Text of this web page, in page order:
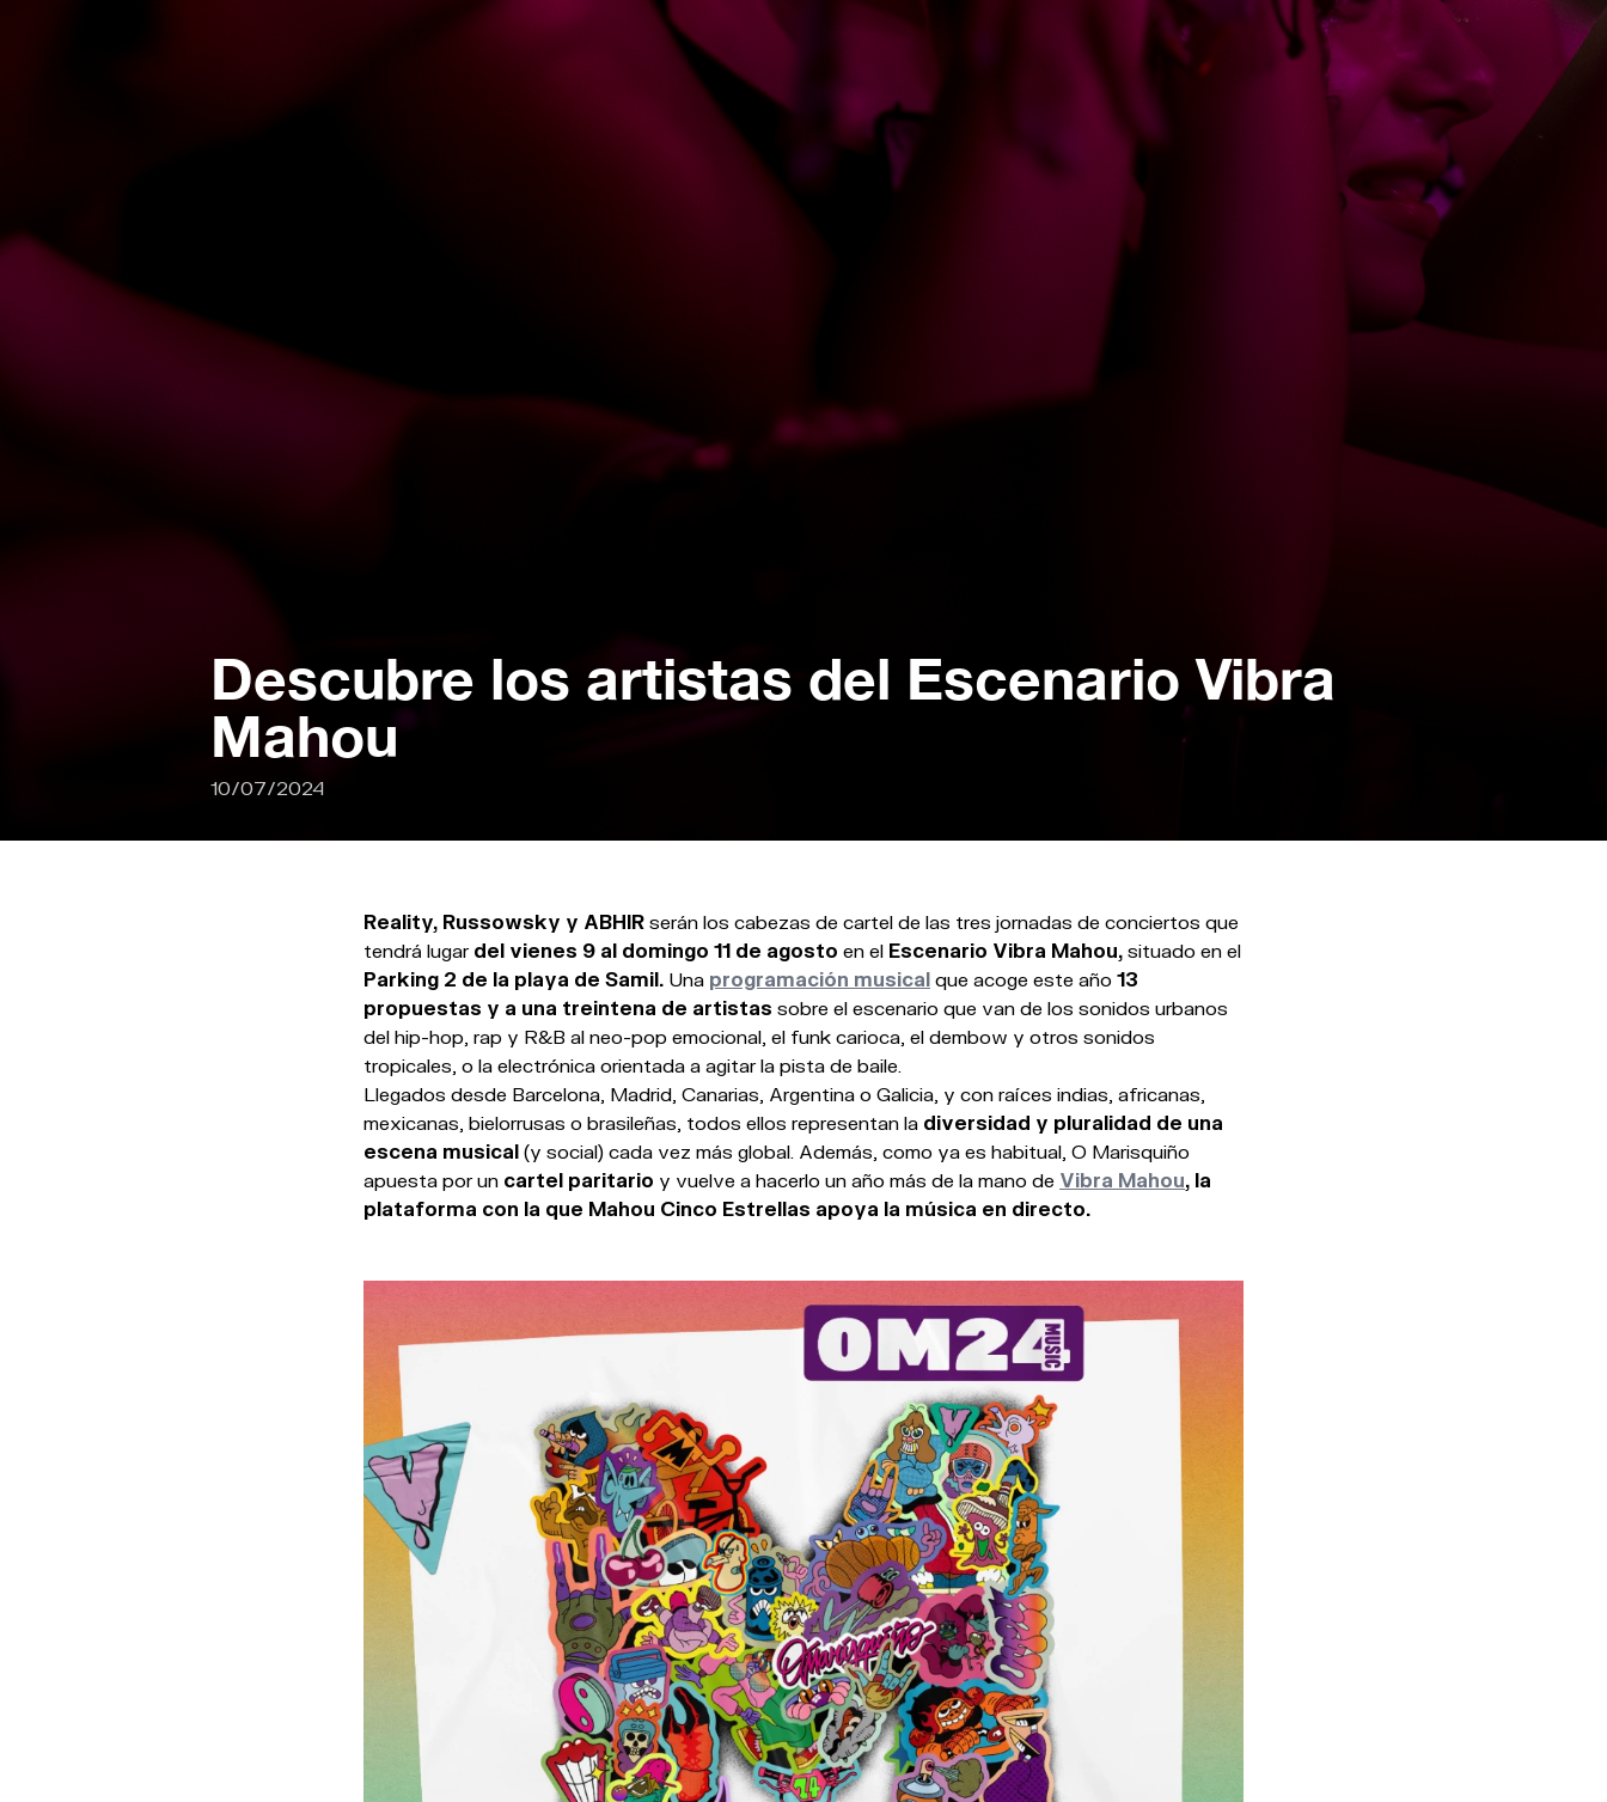
Descubre los artistas del Escenario Vibra
Mahou
10/07/2024
Reality, Russowsky y ABHIR serán los cabezas de cartel de las tres jornadas de conciertos que
tendrá lugar del vienes 9 al domingo 11 de agosto en el Escenario Vibra Mahou, situado en el
Parking 2 de la playa de Samil. Una programación musical que acoge este año 13
propuestas y a una treintena de artistas sobre el escenario que van de los sonidos urbanos
del hip-hop, rap y R&B al neo-pop emocional, el funk carioca, el dembow y otros sonidos
tropicales, o la electrónica orientada a agitar la pista de baile.
Llegados desde Barcelona, Madrid, Canarias, Argentina o Galicia, y con raíces indias, africanas,
mexicanas, bielorrusas o brasileñas, todos ellos representan la diversidad y pluralidad de una
escena musical (y social) cada vez más global. Además, como ya es habitual, O Marisquiño
apuesta por un cartel paritario y vuelve a hacerlo un año más de la mano de Vibra Mahou, la
plataforma con la que Mahou Cinco Estrellas apoya la música en directo.